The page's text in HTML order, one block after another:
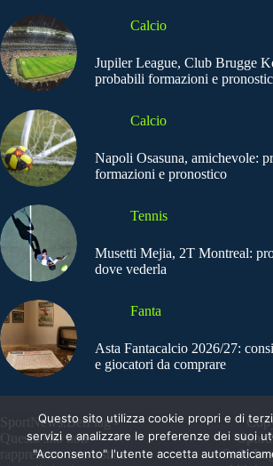
Calcio
Jupiler League, Club Brugge
probabili formazioni e
Calcio
Napoli Osasuna, amichevole:
formazioni e pronostico
Tennis
Musetti Mejia, 2T Montreal:
dove vederla
Fanta
Asta Fantacalcio 2026/27:
e giocatori da comprare
SportNews.BetFlag -
Questo sito non
rappresenta una testata
Sede
Questo sito utilizza cookie propri e di
servizi e analizzare le preferenze dei suoi
"Acconsento" l'utente accetta